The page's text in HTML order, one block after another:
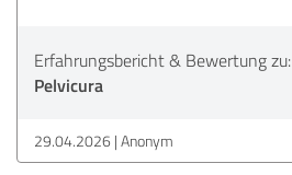
Erfahrungsbericht & Bewertung zu:
Pelvicura
29.04.2026 Anonym